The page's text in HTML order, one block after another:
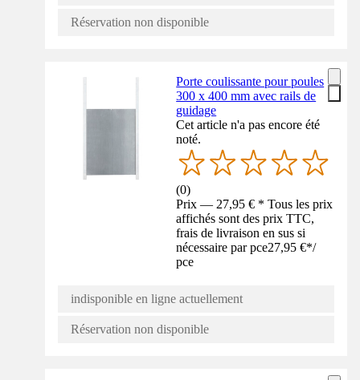
Réservation non disponible
Porte coulissante pour poules
300 x 400 mm avec rails de
guidage
Cet article n'a pas encore été
noté.
(0)
Prix — 27,95 € * Tous les prix
affichés sont des prix TTC,
frais de livraison en sus si
nécessaire par pce27,95 €*/
pce
indisponible en ligne actuellement
Réservation non disponible